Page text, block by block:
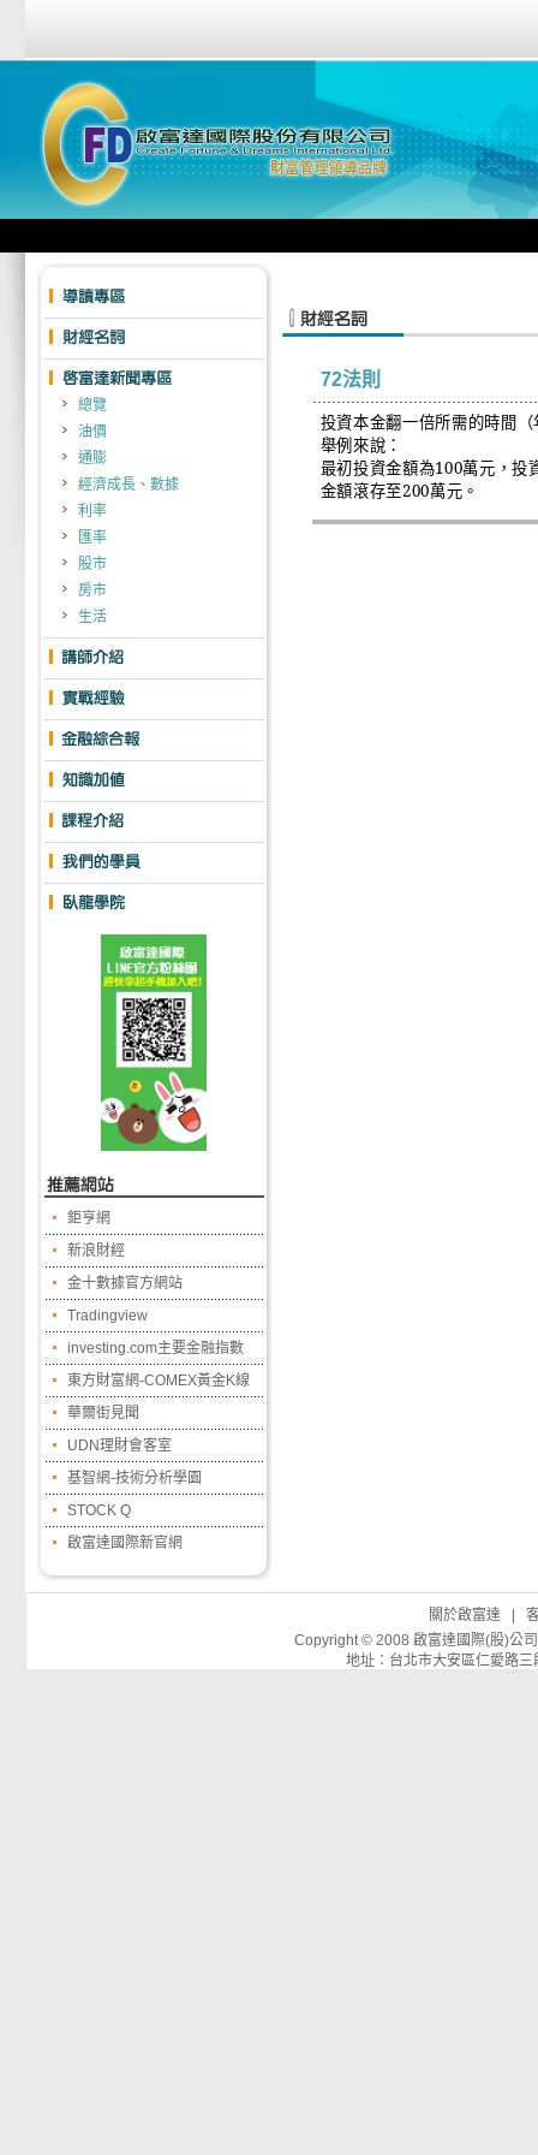
總覽
油價
通膨
經濟成長、數據
利率
匯率
股市
房市
生活
鉅亨網
新浪財經
金十數據官方網站
Tradingview
investing.com主要金融指數
東方財富網-COMEX黃金K線
華爾街見聞
UDN理財會客室
基智網-技術分析學園
STOCK Q
啟富達國際新官網
72法則
投資本金翻一倍所需的時間（
舉例來說：
最初投資金額為100萬元，投
金額滾存至200萬元。
關於啟富達
Copyright © 2008 啟富達國際(股)公
地址：台北市大安區仁愛路